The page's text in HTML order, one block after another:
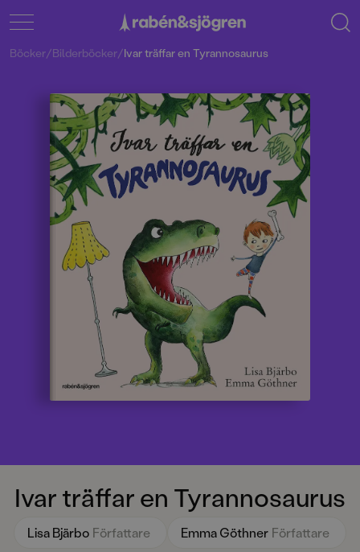
Ivar träffar en Tyrannosaurus
Lisa Bjärbo Författare Emma Göthner Författare
Böcker/Bilderböcker/Ivar träffar en Tyrannosaurus